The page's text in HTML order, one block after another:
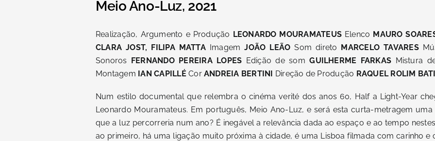
Meio Ano-Luz, 2021
Realização, Argumento e Produção LEONARDO MOURAMATEUS Elenco MAURO
CLARA JOST, FILIPA MATTAImagemJOÃO LEÃO Som direto MARCELO TAVARES
Sonoros FERNANDO PEREIRA LOPES Edição de somGUILHERME FARKAS Mistura
Montagem IAN CAPILLÉ Cor ANDREIA BERTINI Direção de Produção RAQUEL ROLIM
Num estilo documental que relembra o cinéma verité dos anos 60, Half a Light-Year
Leonardo Mouramateus. Em português, Meio Ano-Luz, e será esta curta-metragem
que a luz percorreria num ano? É inegável a relevância dada ao espaço e ao tempo
ao primeiro, há uma ligação muito próxima à cidade, é uma Lisboa filmada com carinho e